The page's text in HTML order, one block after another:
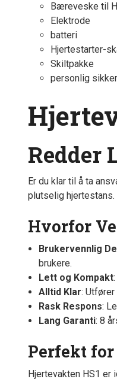
Bæreveske til
Elektrode
batteri
Hjertestarter-
Skiltpakke
personlig
Redder
Er du klar til å ta
plutselig hjertestans.
Hvorfor
Brukervennlig
brukere.
Lett og Kompakt
Alltid Klar:
Rask Respons:
Lang Garanti: 8
Perfekt
Hjertevakten HS1 er